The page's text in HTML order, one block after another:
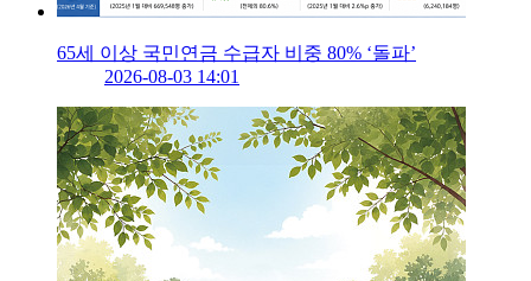
65세 이상 국민연금 수급자 비중 80% ‘돌파’
2026-08-03 14:01